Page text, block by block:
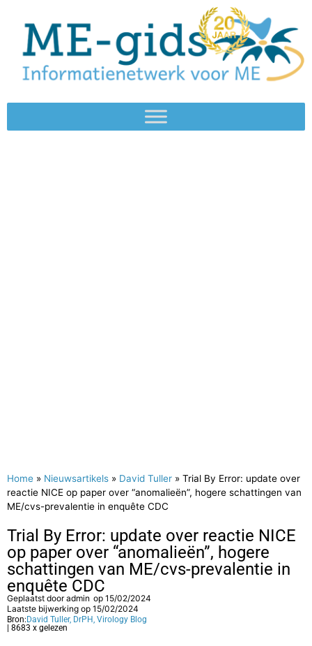
Home » Nieuwsartikels » David Tuller » Trial By Error: update over
reactie NICE op paper over “anomalieën”, hogere schattingen van
ME/cvs-prevalentie in enquête CDC
Trial By Error: update over reactie NICE
op paper over “anomalieën”, hogere
schattingen van ME/cvs-prevalentie in
enquête CDC
Geplaatst dooradmin op 15/02/2024
Laatste bijwerking op 15/02/2024
Bron: David Tuller, DrPH, Virology Blog
| 8683 x gelezen